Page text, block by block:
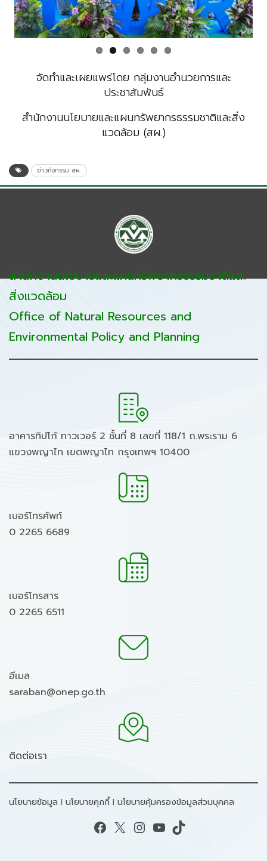
จัดทำและเผยแพร่โดย กลุ่มงานอำนวยการและ
ประชาสัมพันธ์
สำนักงานนโยบายและแผนทรัพยากรธรรมชาติและสิ่ง
แวดล้อม (สผ.)
ข่าวกิจกรรม สผ.
สำนักงานนโยบายและแผนทรัพยากรธรรมชาติและ
สิ่งแวดล้อม
Office of Natural Resources and
Environmental Policy and Planning
อาคารทิปโก้ ทาวเวอร์ 2 ชั้นที่ 8 เลขที่ 118/1 ถ.พระราม 6
แขวงพญาไท เขตพญาไท กรุงเทพฯ 10400
เบอร์โทรศัพท์
0 2265 6689
เบอร์โทรสาร
0 2265 6511
อีเมล
saraban@onep.go.th
ติดต่อเรา
นโยบายข้อมูล I นโยบายคุกกี้ I นโยบายคุ้มครองข้อมูลส่วนบุคคล
Facebook X Instagram YouTube TikTok